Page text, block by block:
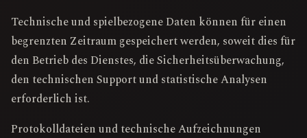
Technische und spielbezogene Daten können für einen
begrenzten Zeitraum gespeichert werden, soweit dies für
den Betrieb des Dienstes, die Sicherheitsüberwachung,
den technischen Support und statistische Analysen
erforderlich ist.
Protokolldateien und technische Aufzeichnungen